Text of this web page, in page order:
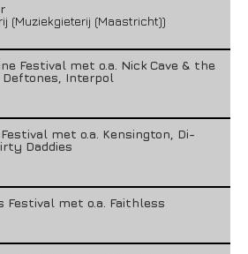
(Muziekgieterij (Maastricht))
Festival met o.a. Nick Cave & the
Deftones, Interpol
met o.a. Kensington, Di-
Daddies
Festival met o.a. Faithless